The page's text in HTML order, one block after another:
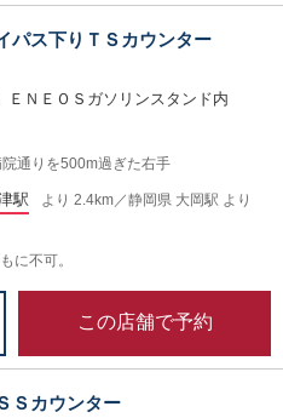
パス下りＴＳカウンター
ＮＥＯＳガソリンスタンド内
通りを500m過ぎた右手
駅
より 2.4km／静岡県 大岡駅 より
に不可。
この店舗で予約
Ｓカウンター